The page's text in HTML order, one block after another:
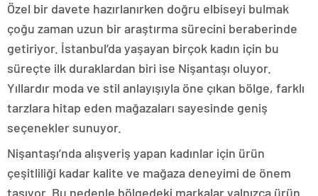
Özel bir davete hazırlanırken doğru elbiseyi bulmak
çoğu zaman uzun bir araştırma sürecini beraberinde
getiriyor. İstanbul’da yaşayan birçok kadın için bu
süreçte ilk duraklardan biri ise Nişantaşı oluyor.
Yıllardır moda ve stil anlayışıyla öne çıkan bölge, farklı
tarzlara hitap eden mağazaları sayesinde geniş
seçenekler sunuyor.
Nişantaşı’nda alışveriş yapan kadınlar için ürün
çeşitliliği kadar kalite ve mağaza deneyimi de önem
taşıyor. Bu nedenle bölgedeki markalar yalnızca ürün